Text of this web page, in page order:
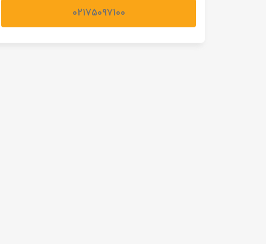
02175097100